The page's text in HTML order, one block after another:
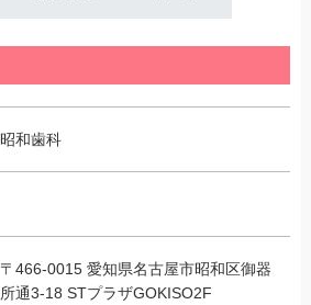
昭和歯科
〒466-0015 愛知県名古屋市昭和区御器
所通3-18 STプラザGOKISO2F